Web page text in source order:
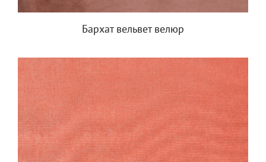
Бархат вельвет велюр